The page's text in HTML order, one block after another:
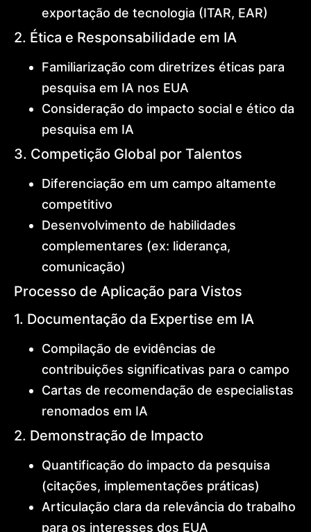
exportação de tecnologia (ITAR, EAR)
2. Ética e Responsabilidade em IA
Familiarização com diretrizes éticas para
pesquisa em IA nos EUA
Consideração do impacto social e ético da
pesquisa em IA
3. Competição Global por Talentos
Diferenciação em um campo altamente
competitivo
Desenvolvimento de habilidades
complementares (ex: liderança,
comunicação)
Processo de Aplicação para Vistos
1. Documentação da Expertise em IA
Compilação de evidências de
contribuições significativas para o campo
Cartas de recomendação de especialistas
renomados em IA
2. Demonstração de Impacto
Quantificação do impacto da pesquisa
(citações, implementações práticas)
Articulação clara da relevância do trabalho
para os interesses dos EUA